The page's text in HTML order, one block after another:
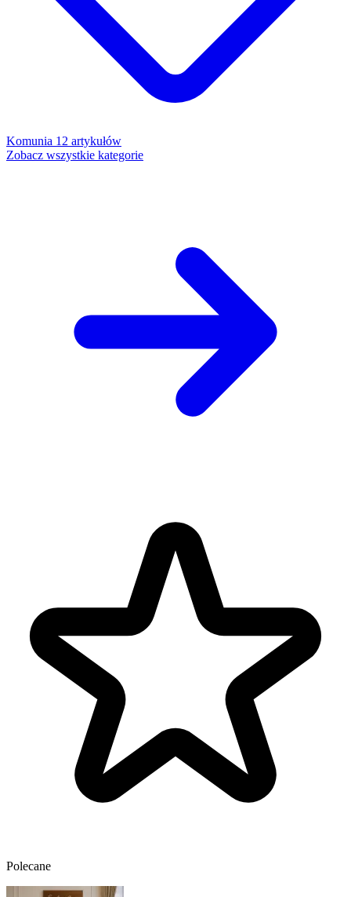
Komunia 12 artykułów
Zobacz wszystkie kategorie
Polecane